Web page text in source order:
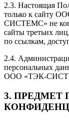
2.3. Настоящая
только к сайту
СИСТЕМС» не
сайты третьих
по ссылкам,
2.4.
персональных
ООО «ТЭК-
3. ПРЕДМЕТ